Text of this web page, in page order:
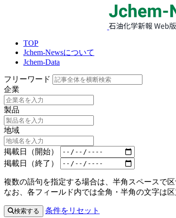
TOP
Jchem-Newsについて
Jchem-Data
フリーワード
企業
製品
地域
掲載日（開始）
掲載日（終了）
複数の語句を指定する場合は、半角スペースで
なお、各フィールド内では全角・半角の文字は区
検索する 条件をリセット